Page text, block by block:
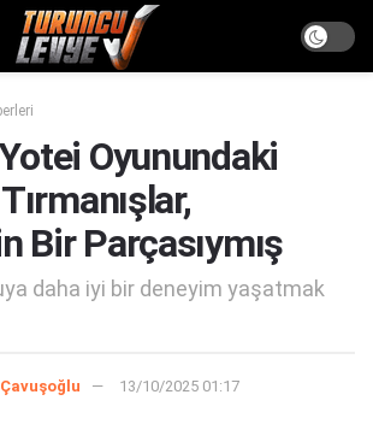
Oyunundaki
Bir Parçasıymış
daha iyi bir deneyim yaşatmak
13/10/2025 01:17